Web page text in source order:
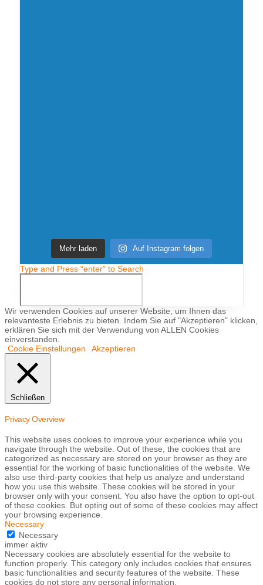
Mehr laden Auf Instagram folgen
Type and Press “enter” to Search
Wir verwenden Cookies auf unserer Website, um Ihnen das
relevanteste Erlebnis zu bieten. Indem Sie auf "Akzeptieren" klicken,
erklären Sie sich mit der Verwendung von ALLEN Cookies
einverstanden.
Cookie Einstellungen
Akzeptieren
Schließen
Privacy Overview
This website uses cookies to improve your experience while you
navigate through the website. Out of these, the cookies that are
categorized as necessary are stored on your browser as they are
essential for the working of basic functionalities of the website. We
also use third-party cookies that help us analyze and understand
how you use this website. These cookies will be stored in your
browser only with your consent. You also have the option to opt-out
of these cookies. But opting out of some of these cookies may affect
your browsing experience.
Necessary
Necessary
immer aktiv
Necessary cookies are absolutely essential for the website to
function properly. This category only includes cookies that ensures
basic functionalities and security features of the website. These
cookies do not store any personal information.